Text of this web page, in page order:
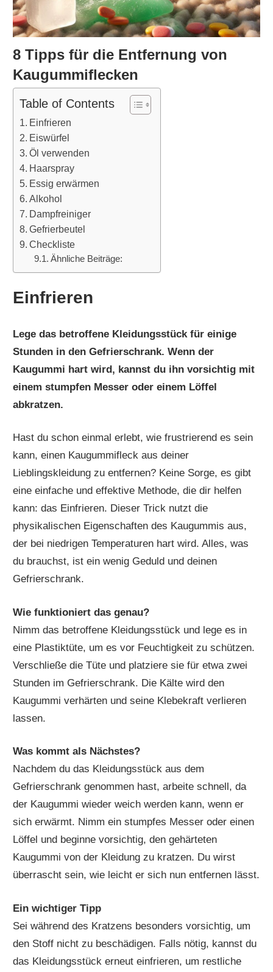
8 Tipps für die Entfernung von
Kaugummiflecken
Table of Contents
Einfrieren
Eiswürfel
Öl verwenden
Haarspray
Essig erwärmen
Alkohol
Dampfreiniger
Gefrierbeutel
Checkliste
Ähnliche Beiträge:
Einfrieren
Lege das betroffene Kleidungsstück für einige
Stunden in den Gefrierschrank. Wenn der
Kaugummi hart wird, kannst du ihn vorsichtig mit
einem stumpfen Messer oder einem Löffel
abkratzen.
Hast du schon einmal erlebt, wie frustrierend es sein
kann, einen Kaugummifleck aus deiner
Lieblingskleidung zu entfernen? Keine Sorge, es gibt
eine einfache und effektive Methode, die dir helfen
kann: das Einfrieren. Dieser Trick nutzt die
physikalischen Eigenschaften des Kaugummis aus,
der bei niedrigen Temperaturen hart wird. Alles, was
du brauchst, ist ein wenig Geduld und deinen
Gefrierschrank.
Wie funktioniert das genau?
Nimm das betroffene Kleidungsstück und lege es in
eine Plastiktüte, um es vor Feuchtigkeit zu schützen.
Verschließe die Tüte und platziere sie für etwa zwei
Stunden im Gefrierschrank. Die Kälte wird den
Kaugummi verhärten und seine Klebekraft verlieren
lassen.
Was kommt als Nächstes?
Nachdem du das Kleidungsstück aus dem
Gefrierschrank genommen hast, arbeite schnell, da
der Kaugummi wieder weich werden kann, wenn er
sich erwärmt. Nimm ein stumpfes Messer oder einen
Löffel und beginne vorsichtig, den gehärteten
Kaugummi von der Kleidung zu kratzen. Du wirst
überrascht sein, wie leicht er sich nun entfernen lässt.
Ein wichtiger Tipp
Sei während des Kratzens besonders vorsichtig, um
den Stoff nicht zu beschädigen. Falls nötig, kannst du
das Kleidungsstück erneut einfrieren, um restliche